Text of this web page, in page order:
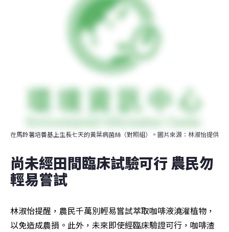
在馬鈴薯培養基上生長七天的黃葉病菌絲（對照組）。圖片來源：林淑怡提供
尚未經田間臨床試驗可行 農民勿
輕易嘗試
林淑怡提醒，農民千萬別輕易嘗試萃取咖啡液澆灌植物，
以免造成農損。此外，未來即使經臨床驗證可行，咖啡渣